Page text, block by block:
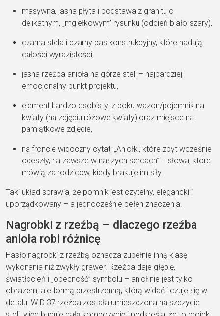
masywna, jasna płyta i podstawa z granitu o
delikatnym, „mgiełkowym” rysunku (odcień biało-szary),
czarna stela i czarny pas konstrukcyjny, które nadają
całości wyrazistości,
jasna rzeźba anioła na górze steli – najbardziej
emocjonalny punkt projektu,
element bardzo osobisty: z boku wazon/pojemnik na
kwiaty (na zdjęciu różowe kwiaty) oraz miejsce na
pamiątkowe zdjęcie,
na froncie widoczny cytat: „Aniołki, które zbyt wcześnie
odeszły, na zawsze w naszych sercach” – słowa, które
mówią za rodziców, kiedy brakuje im siły.
Taki układ sprawia, że pomnik jest czytelny, elegancki i
uporządkowany – a jednocześnie pełen znaczenia.
Nagrobki z rzeźbą – dlaczego rzeźba
anioła robi różnicę
Hasło nagrobki z rzeźbą oznacza zupełnie inną klasę
wykonania niż zwykły grawer. Rzeźba daje głębię,
światłocień i „obecność” symbolu – anioł nie jest tylko
obrazem, ale formą przestrzenną, którą widać i czuje się w
detalu. W D 37 rzeźba została umieszczona na szczycie